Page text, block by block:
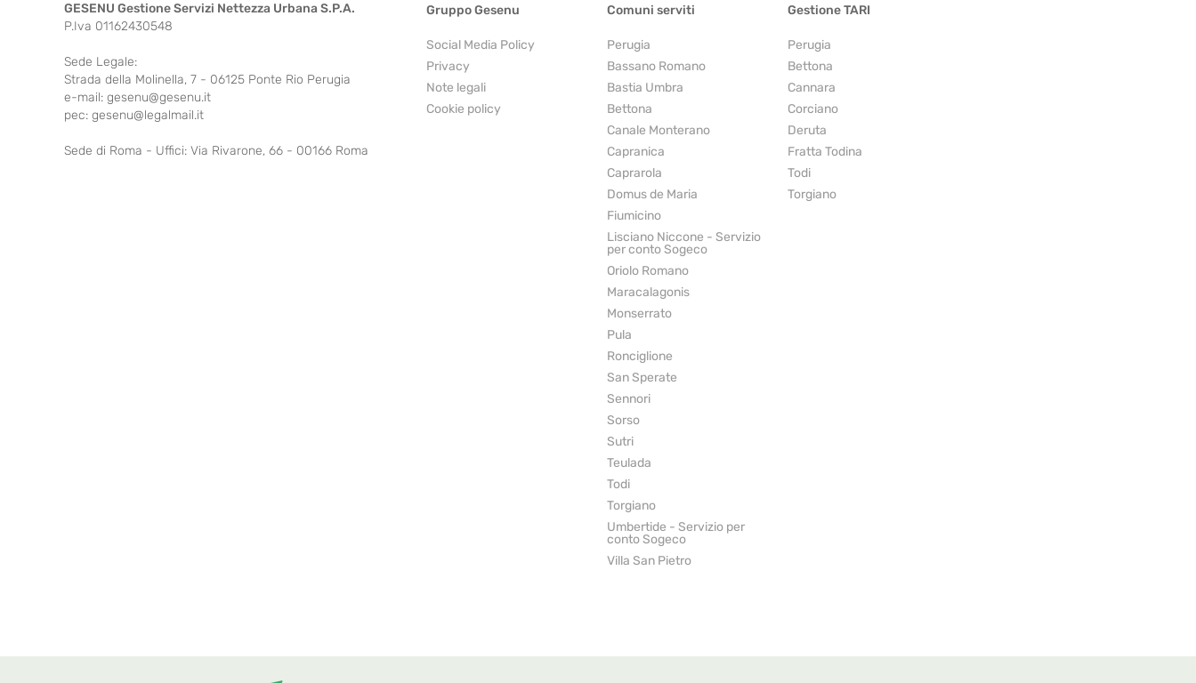
GESENU Gestione Servizi Nettezza Urbana S.P.A.
P.Iva 01162430548
Sede Legale:
Strada della Molinella, 7 - 06125 Ponte Rio Perugia
e-mail: gesenu@gesenu.it
pec: gesenu@legalmail.it
Sede di Roma - Uffici: Via Rivarone, 66 - 00166 Roma
Gruppo Gesenu
Social Media Policy
Privacy
Note legali
Cookie policy
Comuni serviti
Perugia
Bassano Romano
Bastia Umbra
Bettona
Canale Monterano
Capranica
Caprarola
Domus de Maria
Fiumicino
Lisciano Niccone - Servizio
per conto Sogeco
Oriolo Romano
Maracalagonis
Monserrato
Pula
Ronciglione
San Sperate
Sennori
Sorso
Sutri
Teulada
Todi
Torgiano
Umbertide - Servizio per
conto Sogeco
Villa San Pietro
Gestione TARI
Perugia
Bettona
Cannara
Corciano
Deruta
Fratta Todina
Todi
Torgiano